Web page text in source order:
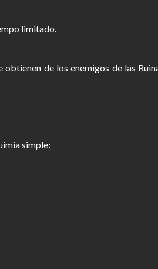
limitado.
de los enemigos de las
simple: